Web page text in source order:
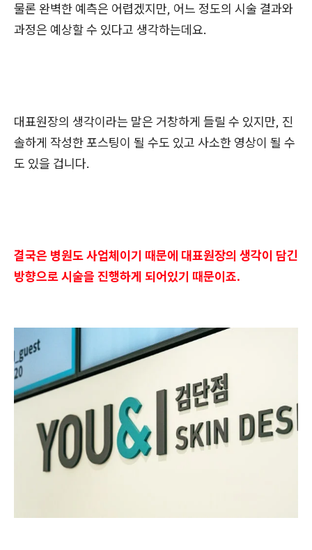
물론 완벽한 예측은 어렵겠지만, 어느 정도의 시술 결과와
과정은 예상할 수 있다고 생각하는데요.
대표원장의 생각이라는 말은 거창하게 들릴 수 있지만, 진
솔하게 작성한 포스팅이 될 수도 있고 사소한 영상이 될 수
도 있을 겁니다.
결국은 병원도 사업체이기 때문에 대표원장의 생각이 담긴
방향으로 시술을 진행하게 되어있기 때문이죠.